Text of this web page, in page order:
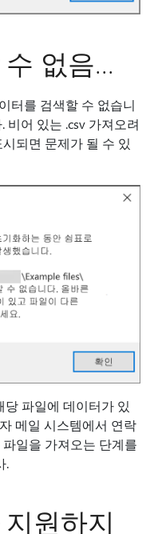
없음...
터를 검색할 수 없습니
비어 있는 .csv 가져오려
되면 문제가 될 수 있
당 파일에 데이터가 있
메일 시스템에서 연락
일을 가져오는 단계를
.
원하지